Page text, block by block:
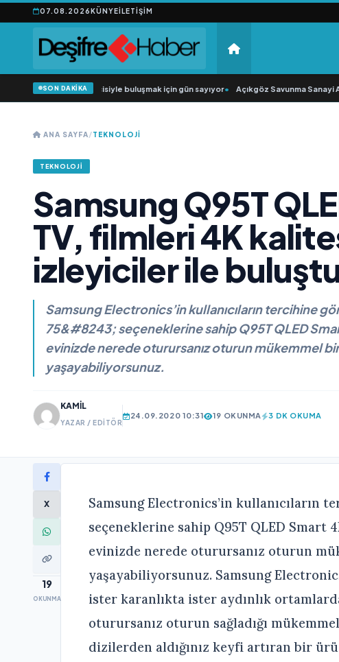
07.08.2026KÜNYEİLETIŞIM
SON DAKİKA
Şarkıcısı” seyircisiyle buluşmak için gün sayıyor• Açıkgöz Savunma Sanayi AŞ
ANA SAYFA/TEKNOLOJI
TEKNOLOJI
Samsung Q95T
TV, filmleri 4K
izleyiciler ile
Samsung Electronics’in kullanıcıların tercihine
75&#8243; seçeneklerine sahip Q95T QLED
evinizde nerede oturursanız oturun mükemmel
yaşayabiliyorsunuz.
KAMIL
YAZAR / EDITÖR
24.09.2020 10:31 19 OKUNMA 3 DK OKUMA
X
19
OKUNMA
Samsung Electronics’in kullanıcıların
seçeneklerine sahip Q95T QLED Smart
evinizde nerede oturursanız oturun
yaşayabiliyorsunuz. Samsung
ister karanlıkta ister aydınlık
oturursanız oturun sağladığı
dizilerden aldığınız keyfi artıran bir